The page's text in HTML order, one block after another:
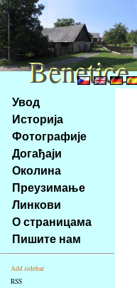
Na
obsah
stránky
Klávesové
zkratky
tomto
webu
základní
Hlavní
strana
Увод
Историја
Фотографије
Догађаји
Околина
Преузимање
Линкови
О страницама
Пишите нам
Add sidebar
RSS
Benetice
Benetice